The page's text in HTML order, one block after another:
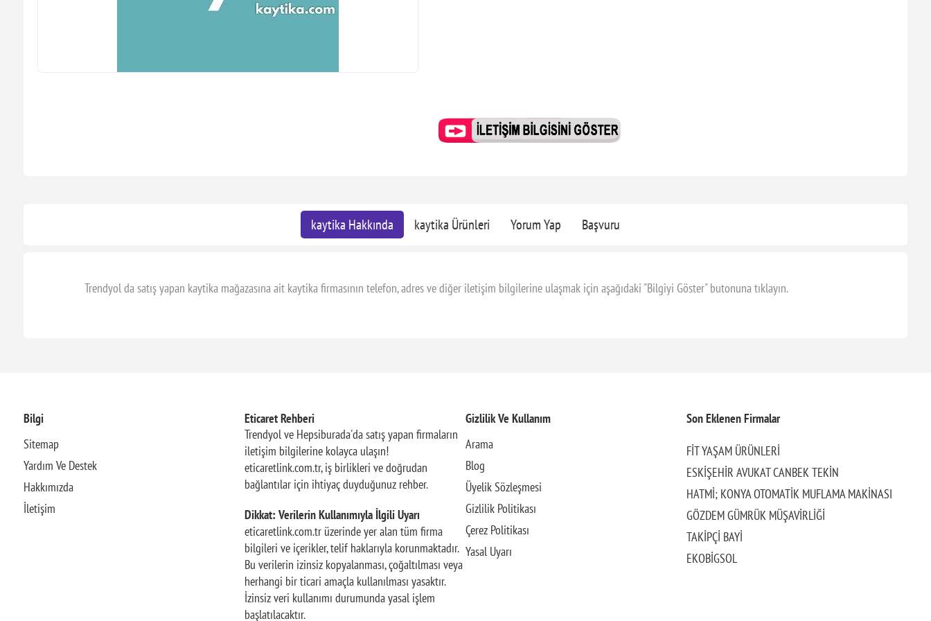
kaytika Hakkında kaytika Ürünleri Yorum Yap Başvuru
Trendyol da satış yapan kaytika mağazasına ait kaytika firmasının telefon, adres ve diğer iletişim bilgilerine ulaşmak için aşağıdaki "Bilgiyi Göster" butonuna tıklayın.
Bilgi
Sitemap
Yardım Ve Destek
Hakkımızda
İletişim
Eticaret Rehberi
Trendyol ve Hepsiburada'da satış yapan firmaların
iletişim bilgilerine kolayca ulaşın!
eticaretlink.com.tr, iş birlikleri ve doğrudan
bağlantılar için ihtiyaç duyduğunuz rehber.
Dikkat: Verilerin Kullanımıyla İlgili Uyarı
eticaretlink.com.tr üzerinde yer alan tüm firma
bilgileri ve içerikler, telif haklarıyla korunmaktadır.
Bu verilerin izinsiz kopyalanması, çoğaltılması veya
herhangi bir ticari amaçla kullanılması yasaktır.
İzinsiz veri kullanımı durumunda yasal işlem
başlatılacaktır.
Gizlilik Ve Kullanım
Arama
Blog
Üyelik Sözleşmesi
Gizlilik Politikası
Çerez Politikası
Yasal Uyarı
Son Eklenen Firmalar
FİT YAŞAM ÜRÜNLERİ
ESKİŞEHİR AVUKAT CANBEK TEKİN
HATMİ; KONYA OTOMATİK MUFLAMA MAKİNASI
GÖZDEM GÜMRÜK MÜŞAVİRLİĞİ
TAKİPÇİ BAYİ
EKOBİGSOL